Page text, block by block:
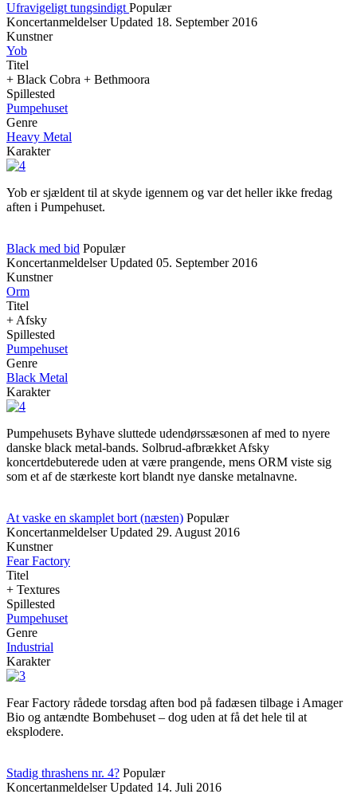
Ufravigeligt tungsindigt Populær
Koncertanmeldelser Updated 18. September 2016
Kunstner
Yob
Titel
+ Black Cobra + Bethmoora
Spillested
Pumpehuset
Genre
Heavy Metal
Karakter
Yob er sjældent til at skyde igennem og var det heller ikke fredag
aften i Pumpehuset.
Black med bid Populær
Koncertanmeldelser Updated 05. September 2016
Kunstner
Orm
Titel
+ Afsky
Spillested
Pumpehuset
Genre
Black Metal
Karakter
Pumpehusets Byhave sluttede udendørssæsonen af med to nyere
danske black metal-bands. Solbrud-afbrækket Afsky
koncertdebuterede uden at være prangende, mens ORM viste sig
som et af de stærkeste kort blandt nye danske metalnavne.
At vaske en skamplet bort (næsten) Populær
Koncertanmeldelser Updated 29. August 2016
Kunstner
Fear Factory
Titel
+ Textures
Spillested
Pumpehuset
Genre
Industrial
Karakter
Fear Factory rådede torsdag aften bod på fadæsen tilbage i Amager
Bio og antændte Bombehuset – dog uden at få det hele til at
eksplodere.
Stadig thrashens nr. 4? Populær
Koncertanmeldelser Updated 14. Juli 2016